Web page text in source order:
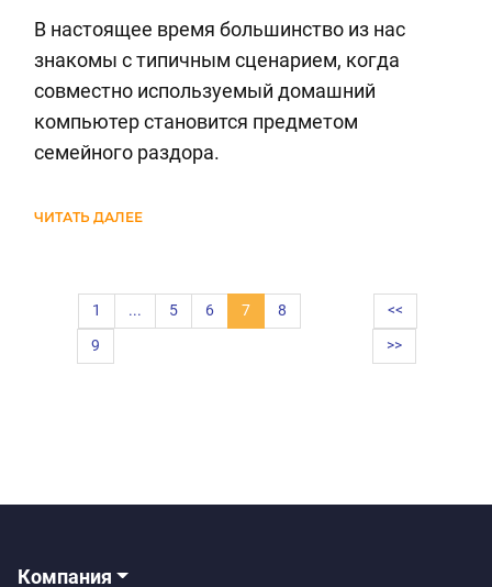
В настоящее время большинство из нас
знакомы с типичным сценарием, когда
совместно используемый домашний
компьютер становится предметом
семейного раздора.
ЧИТАТЬ ДАЛЕЕ
1 ... 5 6 7
8
9
<<
>>
Компания